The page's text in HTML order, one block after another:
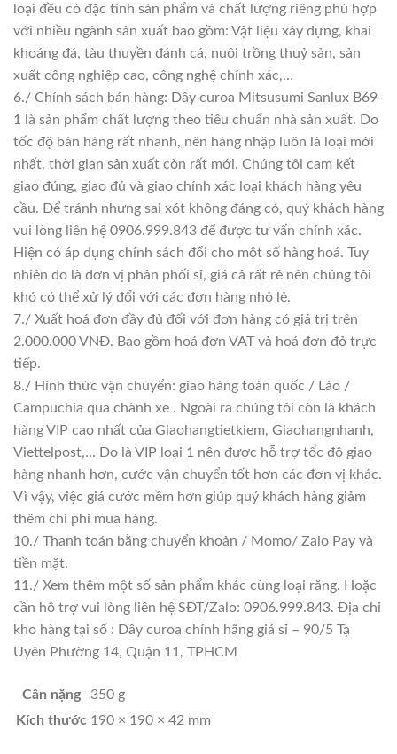
loại đều có đặc tính sản phẩm và chất lượng riêng phù hợp
với nhiều ngành sản xuất bao gồm: Vật liệu xây dựng, khai
khoáng đá, tàu thuyền đánh cá, nuôi trồng thuỷ sản, sản
xuất công nghiệp cao, công nghệ chính xác,…
6./ Chính sách bán hàng: Dây curoa Mitsusumi Sanlux B69-
1 là sản phẩm chất lượng theo tiêu chuẩn nhà sản xuất. Do
tốc độ bán hàng rất nhanh, nên hàng nhập luôn là loại mới
nhất, thời gian sản xuất còn rất mới. Chúng tôi cam kết
giao đúng, giao đủ và giao chính xác loại khách hàng yêu
cầu. Để tránh nhưng sai xót không đáng có, quý khách hàng
vui lòng liên hệ 0906.999.843 để được tư vấn chính xác.
Hiện có áp dụng chính sách đổi cho một số hàng hoá. Tuy
nhiên do là đơn vị phân phối sỉ, giá cả rất rẻ nên chúng tôi
khó có thể xử lý đổi với các đơn hàng nhỏ lẻ.
7./ Xuất hoá đơn đầy đủ đối với đơn hàng có giá trị trên
2.000.000 VNĐ. Bao gồm hoá đơn VAT và hoá đơn đỏ trực
tiếp.
8./ Hình thức vận chuyển: giao hàng toàn quốc / Lào /
Campuchia qua chành xe . Ngoài ra chúng tôi còn là khách
hàng VIP cao nhất của Giaohangtietkiem, Giaohangnhanh,
Viettelpost,… Do là VIP loại 1 nên được hỗ trợ tốc độ giao
hàng nhanh hơn, cước vận chuyển tốt hơn các đơn vị khác.
Vì vậy, việc giá cước mềm hơn giúp quý khách hàng giảm
thêm chi phí mua hàng.
10./ Thanh toán bằng chuyển khoản / Momo/ Zalo Pay và
tiền mặt.
11./ Xem thêm một số sản phẩm khác cùng loại răng. Hoặc
cần hỗ trợ vui lòng liên hệ SĐT/Zalo: 0906.999.843. Địa chỉ
kho hàng tại số : Dây curoa chính hãng giá sỉ – 90/5 Tạ
Uyên Phường 14, Quận 11, TPHCM
Cân nặng
350 g
Kích thước 190 × 190 × 42 mm